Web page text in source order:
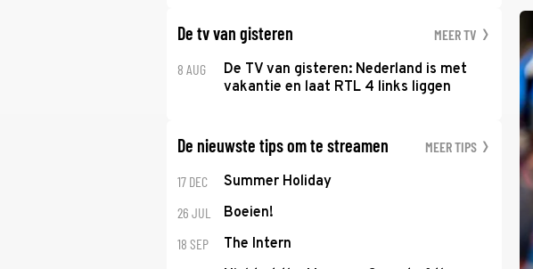
De tv van gisteren MEER TV
8 AUG
De TV van gisteren: Nederland is met
vakantie en laat RTL 4 links liggen
De nieuwste tips om te streamen MEER TIPS
17 DEC Summer Holiday
26 JUL Boeien!
18 SEP The Intern